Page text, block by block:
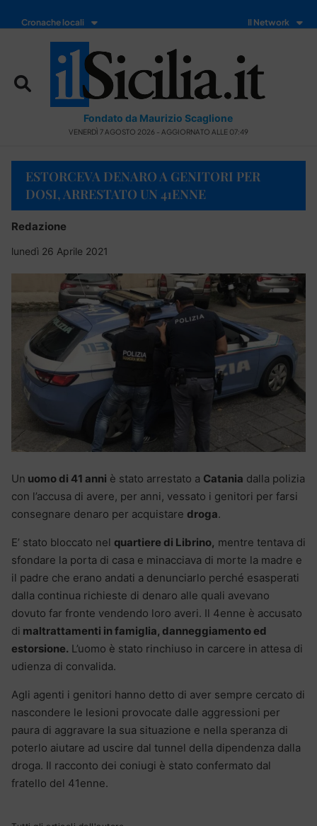
Cronache locali Il Network
Fondato da Maurizio Scaglione
VENERDÌ 7 AGOSTO 2026 - AGGIORNATO ALLE 07:49
ESTORCEVA DENARO A GENITORI PER
DOSI, ARRESTATO UN 41ENNE
Redazione
lunedì 26 Aprile 2021
Un uomo di 41 anni è stato arrestato a Catania dalla polizia
con l’accusa di avere, per anni, vessato i genitori per farsi
consegnare denaro per acquistare droga.
E’ stato bloccato nel quartiere di Librino, mentre tentava di
sfondare la porta di casa e minacciava di morte la madre e
il padre che erano andati a denunciarlo perché esasperati
dalla continua richieste di denaro alle quali avevano
dovuto far fronte vendendo loro averi. Il 4enne è accusato
di maltrattamenti in famiglia, danneggiamento ed
estorsione. L’uomo è stato rinchiuso in carcere in attesa di
udienza di convalida.
Agli agenti i genitori hanno detto di aver sempre cercato di
nascondere le lesioni provocate dalle aggressioni per
paura di aggravare la sua situazione e nella speranza di
poterlo aiutare ad uscire dal tunnel della dipendenza dalla
droga. Il racconto dei coniugi è stato confermato dal
fratello del 41enne.